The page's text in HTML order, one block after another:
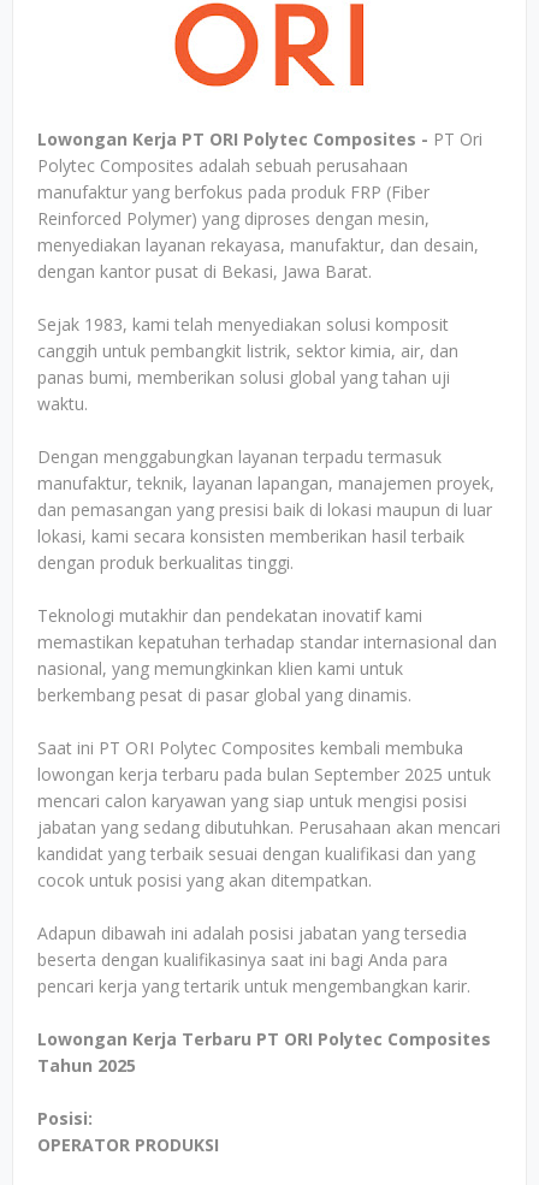
Lowongan Kerja PT ORI Polytec Composites - PT Ori
Polytec Composites adalah sebuah perusahaan
manufaktur yang berfokus pada produk FRP (Fiber
Reinforced Polymer) yang diproses dengan mesin,
menyediakan layanan rekayasa, manufaktur, dan desain,
dengan kantor pusat di Bekasi, Jawa Barat.
Sejak 1983, kami telah menyediakan solusi komposit
canggih untuk pembangkit listrik, sektor kimia, air, dan
panas bumi, memberikan solusi global yang tahan uji
waktu.
Dengan menggabungkan layanan terpadu termasuk
manufaktur, teknik, layanan lapangan, manajemen proyek,
dan pemasangan yang presisi baik di lokasi maupun di luar
lokasi, kami secara konsisten memberikan hasil terbaik
dengan produk berkualitas tinggi.
Teknologi mutakhir dan pendekatan inovatif kami
memastikan kepatuhan terhadap standar internasional dan
nasional, yang memungkinkan klien kami untuk
berkembang pesat di pasar global yang dinamis.
Saat ini PT ORI Polytec Composites kembali membuka
lowongan kerja terbaru pada bulan September 2025 untuk
mencari calon karyawan yang siap untuk mengisi posisi
jabatan yang sedang dibutuhkan. Perusahaan akan mencari
kandidat yang terbaik sesuai dengan kualifikasi dan yang
cocok untuk posisi yang akan ditempatkan.
Adapun dibawah ini adalah posisi jabatan yang tersedia
beserta dengan kualifikasinya saat ini bagi Anda para
pencari kerja yang tertarik untuk mengembangkan karir.
Lowongan Kerja Terbaru PT ORI Polytec Composites
Tahun 2025
Posisi:
OPERATOR PRODUKSI